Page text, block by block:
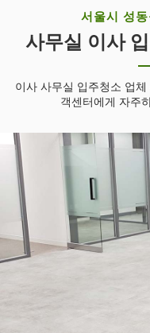
서울시 성
사무실 이사
이사 사무실 입주청소 업
객센터에게 자주